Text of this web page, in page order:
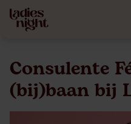
Consulente
(bij)baan bij